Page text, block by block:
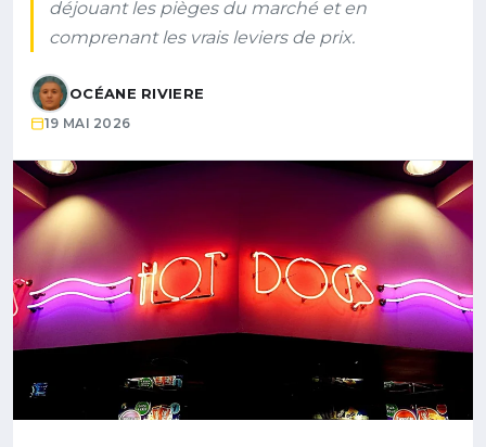
déjouant les pièges du marché et en
comprenant les vrais leviers de prix.
OCÉANE RIVIERE
19 MAI 2026